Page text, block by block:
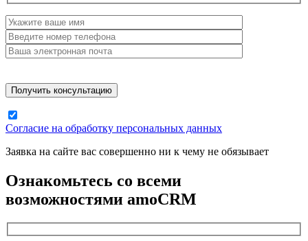
Согласие на обработку персональных данных
Заявка на сайте вас совершенно ни к чему не обязывает
Ознакомьтесь со всеми
возможностями amoCRM